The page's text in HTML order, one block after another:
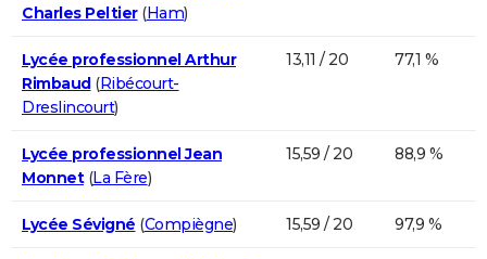
Charles Peltier(Ham)
Lycée professionnel Arthur
Rimbaud(Ribécourt-
Dreslincourt)
13,11 / 20 77,1 %
Lycée professionnel Jean
Monnet(La Fère)
15,59 / 20 88,9 %
Lycée Sévigné (Compiègne) 15,59 / 20 97,9 %